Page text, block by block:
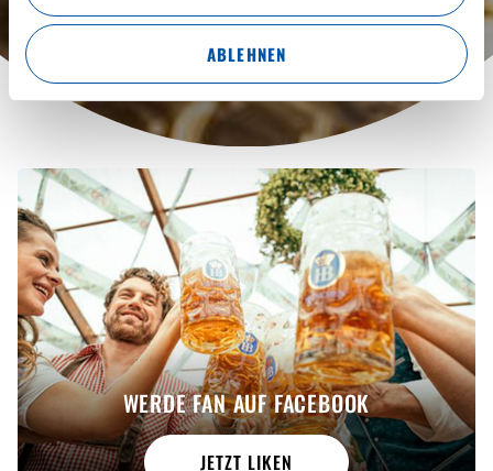
ABLEHNEN
JETZT RESERVIEREN
WERDE FAN AUF FACEBOOK
JETZT LIKEN